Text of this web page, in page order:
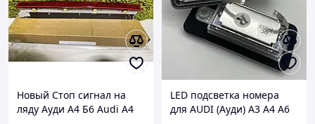
Новый Стоп сигнал на
ляду Ауди А4 Б6 Audi A4
LED подсветка номера
для AUDI (Ауди) A3 A4 A6